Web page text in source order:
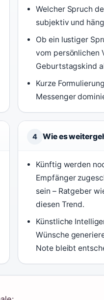
Welcher Spruch
subjektiv und
Ob ein lustiger
vom persönlichen
Geburtstagskind
Kurze
Messenger
4 Wie es
Künftig werden
Empfänger
sein – Ratgeber
diesen Trend.
Künstliche
Wünsche
Note bleibt